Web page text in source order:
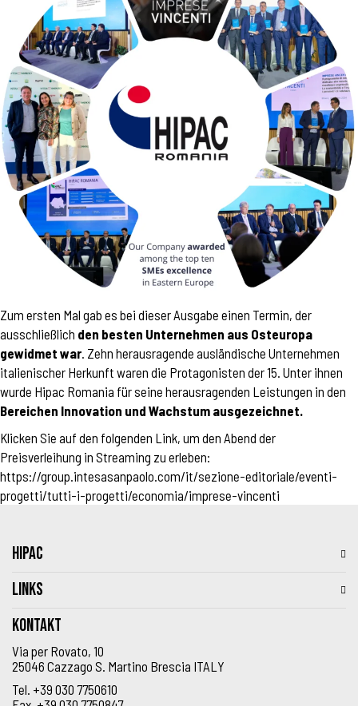
Zum ersten Mal gab es bei dieser Ausgabe einen Termin, der
ausschließlich den besten Unternehmen aus Osteuropa
gewidmet war. Zehn herausragende ausländische Unternehmen
italienischer Herkunft waren die Protagonisten der 15. Unter ihnen
wurde Hipac Romania für seine herausragenden Leistungen in den
Bereichen Innovation und Wachstum ausgezeichnet.
Klicken Sie auf den folgenden Link, um den Abend der
Preisverleihung in Streaming zu erleben:
https://group.intesasanpaolo.com/it/sezione-editoriale/eventi-
progetti/tutti-i-progetti/economia/imprese-vincenti
HIPAC
LINKS
Kontakt
Via per Rovato, 10
25046 Cazzago S. Martino Brescia ITALY
Tel. +39 030 7750610